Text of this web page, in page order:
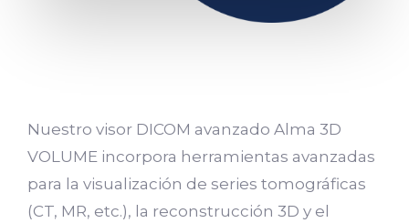
Nuestro visor DICOM avanzado Alma 3D
VOLUME incorpora herramientas avanzadas
para la visualización de series tomográficas
(CT, MR, etc.), la reconstrucción 3D y el